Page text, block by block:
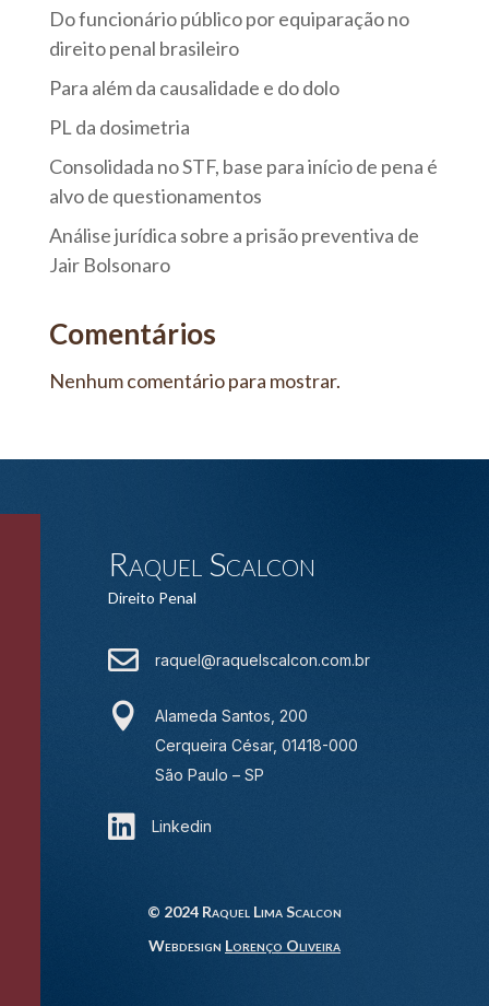
Do funcionário público por equiparação no
direito penal brasileiro
Para além da causalidade e do dolo
PL da dosimetria
Consolidada no STF, base para início de pena é
alvo de questionamentos
Análise jurídica sobre a prisão preventiva de
Jair Bolsonaro
Comentários
Nenhum comentário para mostrar.
Raquel Scalcon
Direito Penal
 raquel@raquelscalcon.com.br

Alameda Santos, 200
Cerqueira César, 01418-000
São Paulo – SP
 Linkedin
© 2024 Raquel Lima Scalcon
Webdesign Lorenço Oliveira